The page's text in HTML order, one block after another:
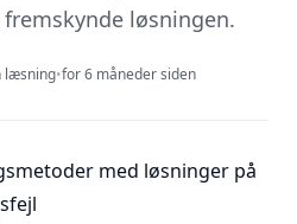
løsningen.
læsning•for 6 måneder siden